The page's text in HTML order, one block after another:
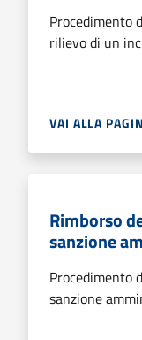
Procedimento
rilievo di un
VAI ALLA
Rimborso
sanzione
Procedimento
sanzione